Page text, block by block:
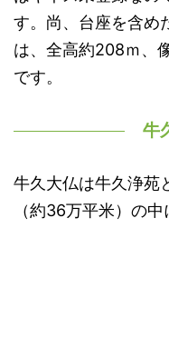
す。尚、台座を含め
は、全高約208ｍ、
です。
牛
牛久大仏は牛久浄苑
（約36万平米）の中